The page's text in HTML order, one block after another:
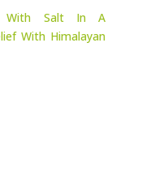
With Salt In A
With Himalayan